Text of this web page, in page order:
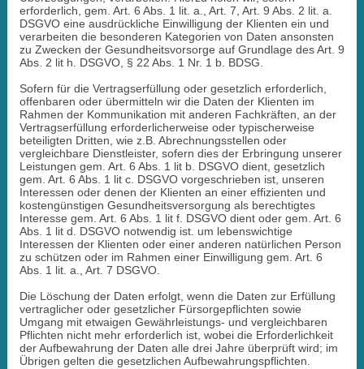
erforderlich, gem. Art. 6 Abs. 1 lit. a., Art. 7, Art. 9 Abs. 2 lit. a.
DSGVO eine ausdrückliche Einwilligung der Klienten ein und
verarbeiten die besonderen Kategorien von Daten ansonsten
zu Zwecken der Gesundheitsvorsorge auf Grundlage des Art. 9
Abs. 2 lit h. DSGVO, § 22 Abs. 1 Nr. 1 b. BDSG.
Sofern für die Vertragserfüllung oder gesetzlich erforderlich,
offenbaren oder übermitteln wir die Daten der Klienten im
Rahmen der Kommunikation mit anderen Fachkräften, an der
Vertragserfüllung erforderlicherweise oder typischerweise
beteiligten Dritten, wie z.B. Abrechnungsstellen oder
vergleichbare Dienstleister, sofern dies der Erbringung unserer
Leistungen gem. Art. 6 Abs. 1 lit b. DSGVO dient, gesetzlich
gem. Art. 6 Abs. 1 lit c. DSGVO vorgeschrieben ist, unseren
Interessen oder denen der Klienten an einer effizienten und
kostengünstigen Gesundheitsversorgung als berechtigtes
Interesse gem. Art. 6 Abs. 1 lit f. DSGVO dient oder gem. Art. 6
Abs. 1 lit d. DSGVO notwendig ist. um lebenswichtige
Interessen der Klienten oder einer anderen natürlichen Person
zu schützen oder im Rahmen einer Einwilligung gem. Art. 6
Abs. 1 lit. a., Art. 7 DSGVO.
Die Löschung der Daten erfolgt, wenn die Daten zur Erfüllung
vertraglicher oder gesetzlicher Fürsorgepflichten sowie
Umgang mit etwaigen Gewährleistungs- und vergleichbaren
Pflichten nicht mehr erforderlich ist, wobei die Erforderlichkeit
der Aufbewahrung der Daten alle drei Jahre überprüft wird; im
Übrigen gelten die gesetzlichen Aufbewahrungspflichten.